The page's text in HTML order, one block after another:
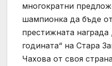
многократни
шампионка да бъде
престижната награда
годината“ на Стара
Чахова от своя